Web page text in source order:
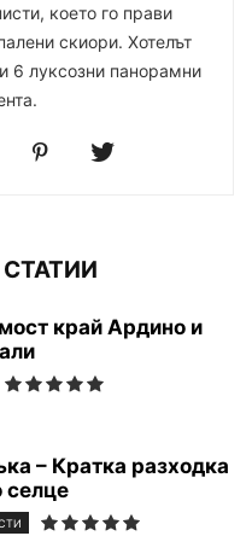
което го прави
скиори. Хотелът
6 луксозни панорамни
край Ардино и
– Кратка разходка
селце